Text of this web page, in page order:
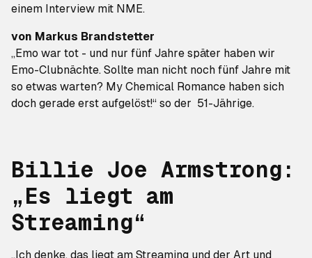
einem Interview mit NME.
von Markus Brandstetter
„Emo war tot - und nur fünf Jahre später haben wir
Emo-Clubnächte. Sollte man nicht noch fünf Jahre mit
so etwas warten? My Chemical Romance haben sich
doch gerade erst aufgelöst!“ so der 51-Jährige.
Billie Joe Armstrong:
„Es liegt am
Streaming“
„Ich denke, das liegt am Streaming und der Art und